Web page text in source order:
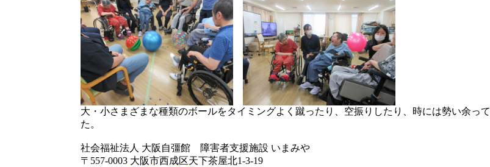
大・小さまざまな種類のボールをタイミングよく蹴ったり、空振りしたり、時には勢い余っ
た。
社会福祉法人 大阪自彊館 障害者支援施設 いまみや
〒557-0003 大阪市西成区天下茶屋北1-3-19